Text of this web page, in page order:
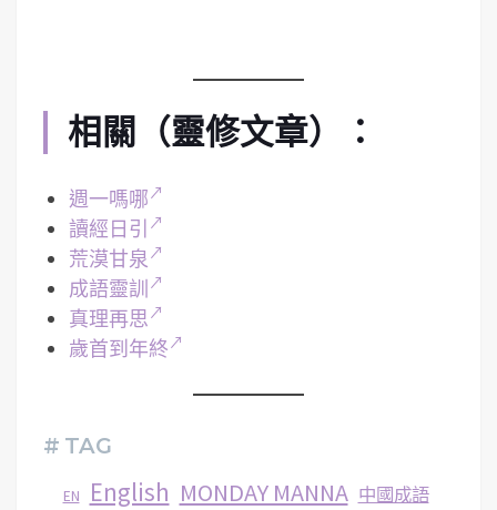
相關（靈修文章）：
週一嗎哪
讀經日引
荒漠甘泉
成語靈訓
真理再思
歲首到年終
# TAG
EN English MONDAY MANNA 中國成語